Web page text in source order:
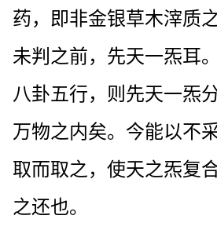
药，即非金银草木滓质
未判之前，先天一炁耳
八卦五行，则先天一炁
万物之内矣。今能以不
取而取之，使天之炁复
之还也。